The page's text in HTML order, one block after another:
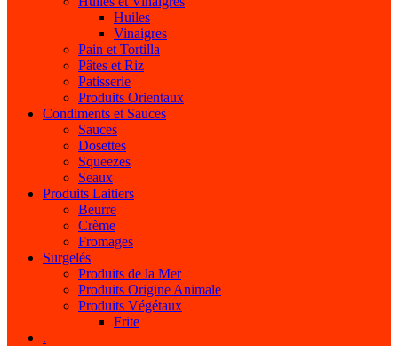
Huiles
Vinaigres
Pain et Tortilla
Pâtes et Riz
Patisserie
Produits Orientaux
Condiments et Sauces
Sauces
Dosettes
Squeezes
Seaux
Produits Laitiers
Beurre
Crème
Fromages
Surgelés
Produits de la Mer
Produits Origine Animale
Produits Végétaux
Frite
.